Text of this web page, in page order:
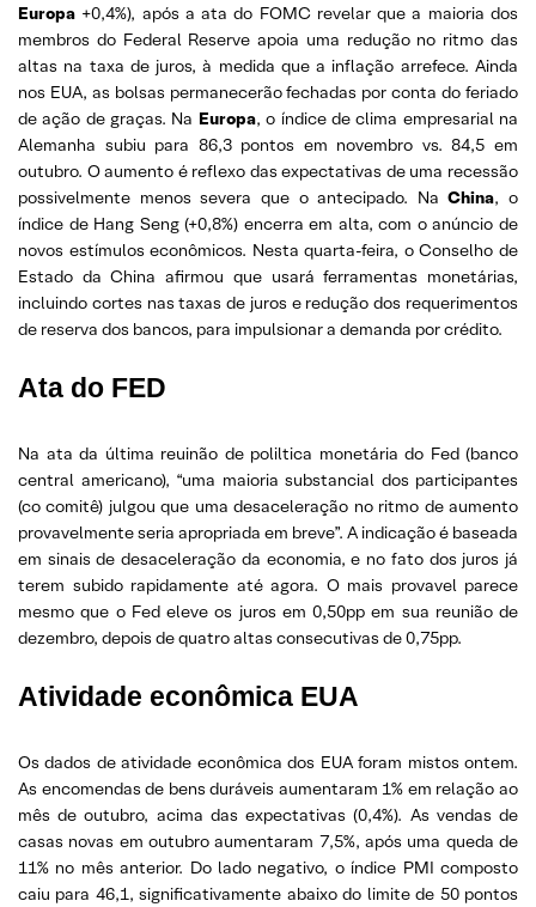
Europa +0,4%), após a ata do FOMC revelar que a maioria dos
membros do Federal Reserve apoia uma redução no ritmo das
altas na taxa de juros, à medida que a inflação arrefece. Ainda
nos EUA, as bolsas permanecerão fechadas por conta do feriado
de ação de graças. Na Europa, o índice de clima empresarial na
Alemanha subiu para 86,3 pontos em novembro vs. 84,5 em
outubro. O aumento é reflexo das expectativas de uma recessão
possivelmente menos severa que o antecipado. NaChina, o
índice de Hang Seng (+0,8%) encerra em alta, com o anúncio de
novos estímulos econômicos. Nesta quarta-feira, o Conselho de
Estado da China afirmou que usará ferramentas monetárias,
incluindo cortes nas taxas de juros e redução dos requerimentos
de reserva dos bancos, para impulsionar a demanda por crédito.
Ata do FED
Na ata da última reuinão de poliltica monetária do Fed (banco
central americano), “uma maioria substancial dos participantes
(co comitê) julgou que uma desaceleração no ritmo de aumento
provavelmente seria apropriada em breve”. A indicação é baseada
em sinais de desaceleração da economia, e no fato dos juros já
terem subido rapidamente até agora. O mais provavel parece
mesmo que o Fed eleve os juros em 0,50pp em sua reunião de
dezembro, depois de quatro altas consecutivas de 0,75pp.
Atividade econômica EUA
Os dados de atividade econômica dos EUA foram mistos ontem.
As encomendas de bens duráveis ​​aumentaram 1% em relação ao
mês de outubro, acima das expectativas (0,4%). As vendas de
casas novas em outubro aumentaram 7,5%, após uma queda de
11% no mês anterior. Do lado negativo, o índice PMI composto
caiu para 46,1, significativamente abaixo do limite de 50 pontos